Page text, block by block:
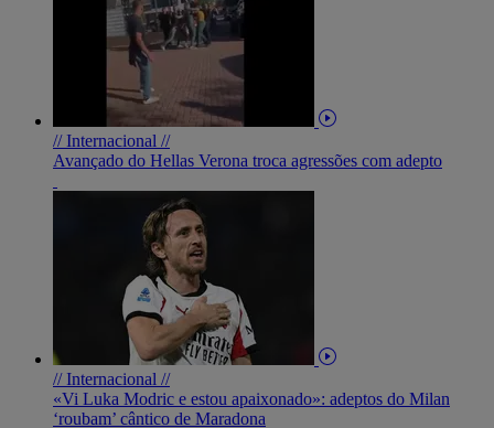
// Internacional //
Avançado do Hellas Verona troca agressões com adepto
// Internacional //
«Vi Luka Modric e estou apaixonado»: adeptos do Milan
‘roubam’ cântico de Maradona